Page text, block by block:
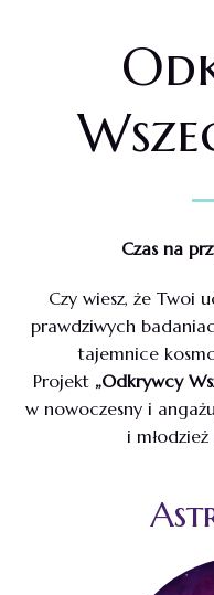
Czas na
Czy wiesz, że Twoi
prawdziwych
tajemnice
Projekt „Odkrywcy
w nowoczesny i
i